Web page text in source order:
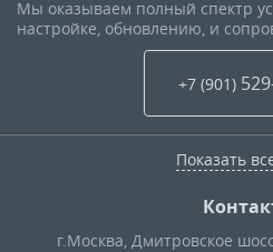
Мы оказываем полный спектр
настройке, обновлению, и
+7 (901)
Показать
г.Москва Дмитровское